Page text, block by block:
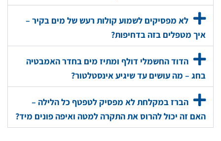
לא מפסיקים לשמוע קולות רעש של מים בקיר –
איך מטפלים בזה בדחיפות?
הדוד החשמלי דולף ומתיז מים בחדר האמבטיה
בחג – מה עושים עד שיגיע אינסטלטור?
הברז במקלחת לא מפסיק לטפטף כל הלילה –
האם זה יכול להרוס את התקרה למטה ואיפה פונים מיד?